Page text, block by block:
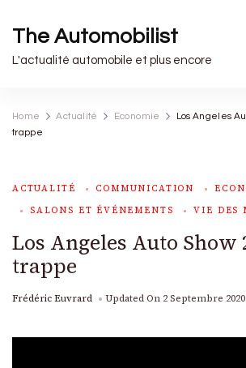
The Automobilist
L'actualité automobile et plus encore
Home Actualité Economie
Los Angeles
trappe
ACTUALITÉ COMMUNICATION
SALONS ET ÉVÉNEMENTS
VIE DES
Los Angeles Auto Show
trappe
Frédéric Euvrard Updated On 2 Septembre 2020